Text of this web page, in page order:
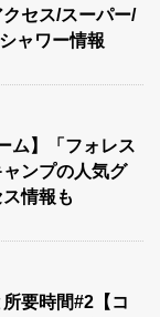
セス/スーパー/
ャワー情報
ム】「フォレス
ャンプの人気グ
情報も
所要時間#2【コ